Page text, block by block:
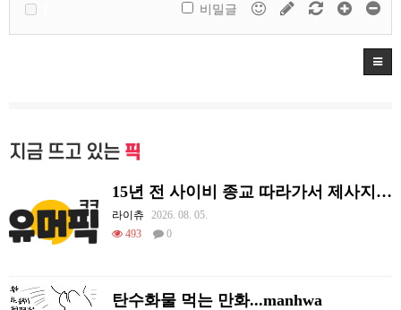
비밀글
지금 뜨고 있는 픽
15년 전 사이비 종교 따라가서 제사지내고 온 썰.
라이츄
2026. 08. 05.
493
0
탄수화물 먹는 만화...manhwa